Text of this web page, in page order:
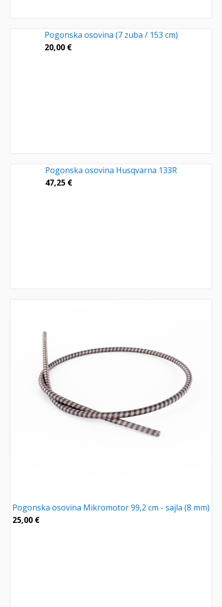
Pogonska osovina (7 zuba / 153 cm)
20,00 €
Pogonska osovina Husqvarna 133R
47,25 €
Pogonska osovina Mikromotor 99,2 cm - sajla (8 mm)
25,00 €